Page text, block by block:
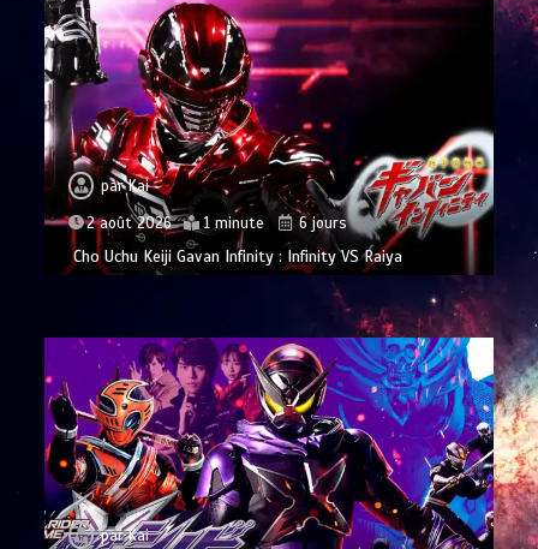
parKai
2 août 2026
1 minute 6 jours
Cho Uchu Keiji Gavan Infinity : Infinity VS Raiya
parKai